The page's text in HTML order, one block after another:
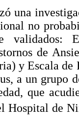
una
no
de
y Escala de
a un grupo
que
de